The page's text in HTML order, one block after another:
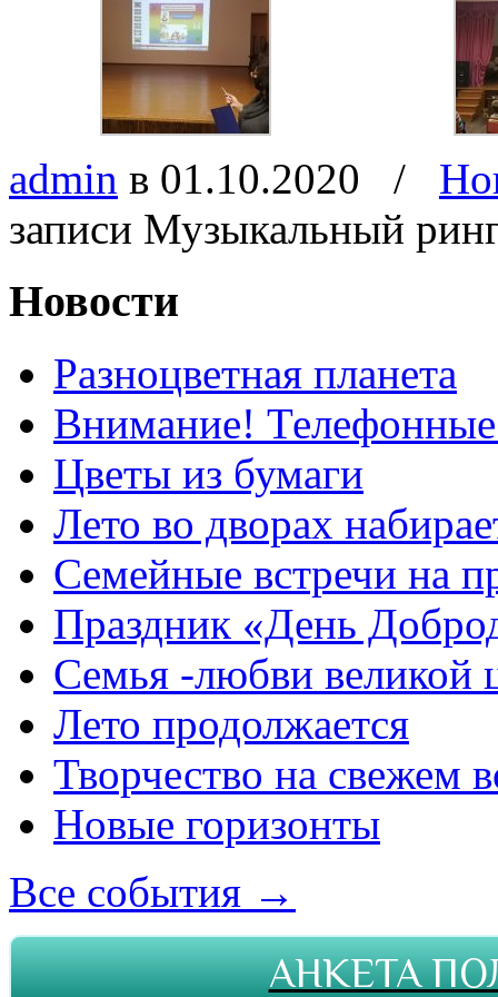
admin в 01.10.2020 /
записи Музыкальный
Новости
Разноцветная планета
Внимание!
Цветы из бумаги
Лето во дворах
Семейные встречи на
Праздник «День
Семья -любви великой
Лето продолжается
Творчество на свежем
Новые горизонты
Все события →
АНКЕТА